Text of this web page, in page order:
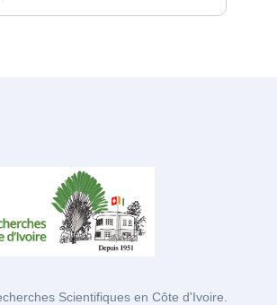
Scientifiques en Côte d'Ivoire.